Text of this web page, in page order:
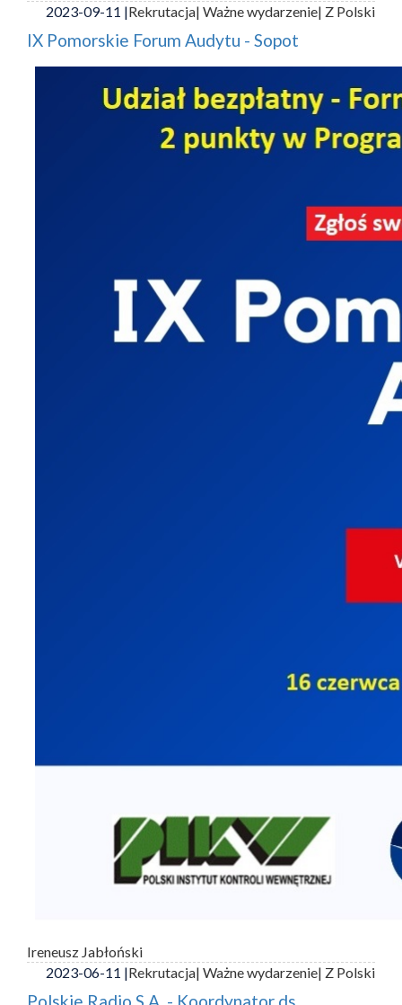
2023-09-11 |Rekrutacja| Ważne wydarzenie| Z Polski
IX Pomorskie Forum Audytu - Sopot
Ireneusz Jabłoński
2023-06-11 |Rekrutacja| Ważne wydarzenie| Z Polski
Polskie Radio S.A. - Koordynator ds.